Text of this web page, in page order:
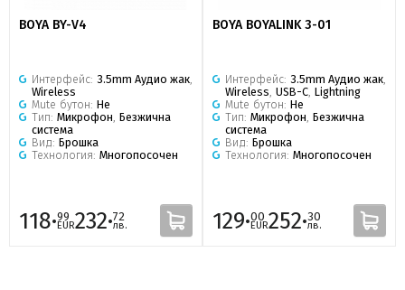
BOYA BY-V4
Интерфейс: 3.5mm Аудио жак
Wireless
Mute бутон: Не
Тип: Микрофон Безжична
система
Вид: Брошка
Технология: Многопосочен
118·99
EUR232·72
лв.
BOYA BOYALINK 3-01
Интерфейс: 3.5mm Аудио жак
Wireless USB-C Lightning
Mute бутон: Не
Тип: Микрофон Безжична
система
Вид: Брошка
Технология: Многопосочен
129·00
EUR252·30
лв.